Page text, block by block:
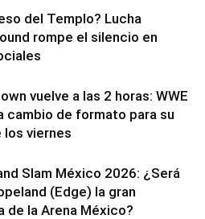
del Templo? Lucha
rompe el silencio en
vuelve a las 2 horas: WWE
cambio de formato para su
los viernes
Slam México 2026: ¿Será
(Edge) la gran
de la Arena México?